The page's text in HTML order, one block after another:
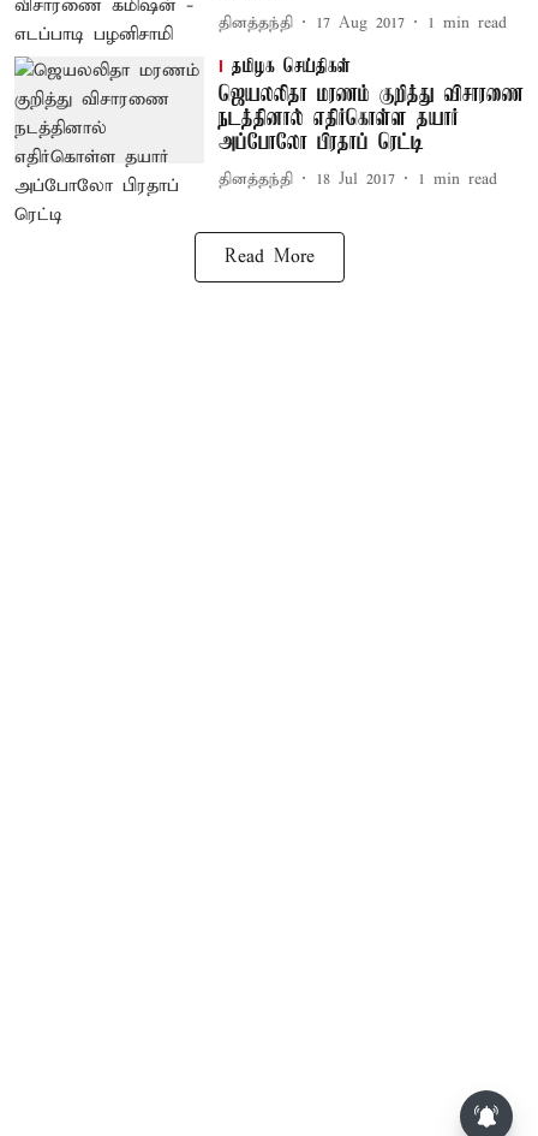
தினத்தந்தி 17 Aug 2017 1 min read
தமிழக செய்திகள்
ஜெயலலிதா மரணம் குறித்து விசாரணை
நடத்தினால் எதிர்கொள்ள தயார்
அப்போலோ பிரதாப் ரெட்டி
தினத்தந்தி 18 Jul 2017 1 min read
Read More